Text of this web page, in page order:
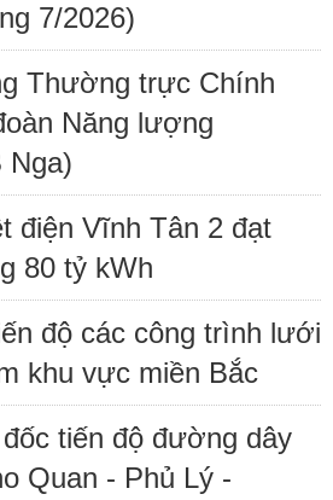
7/2026)
Thường trực Chính
Năng lượng
Nga)
điện Vĩnh Tân 2 đạt
80 tỷ kWh
độ các công trình lưới
khu vực miền Bắc
tiến độ đường dây
Quan - Phủ Lý -